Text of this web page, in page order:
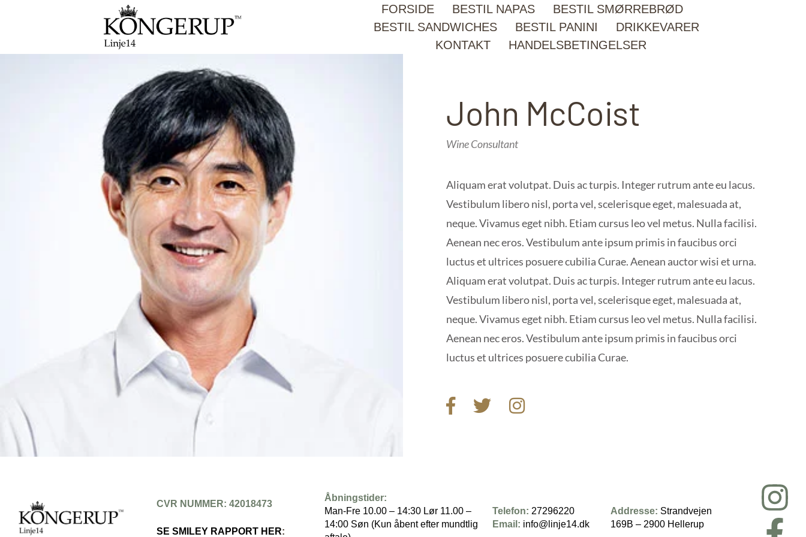
FORSIDE BESTIL NAPAS
BESTIL SMØRREBRØD
BESTIL SANDWICHES
BESTIL PANINI
DRIKKEVARER
KONTAKT
HANDELSBETINGELSER
John McCoist
Wine Consultant
Aliquam erat volutpat. Duis ac turpis. Integer rutrum ante eu lacus.
Vestibulum libero nisl, porta vel, scelerisque eget, malesuada at,
neque. Vivamus eget nibh. Etiam cursus leo vel metus. Nulla facilisi.
Aenean nec eros. Vestibulum ante ipsum primis in faucibus orci
luctus et ultrices posuere cubilia Curae. Aenean auctor wisi et urna.
Aliquam erat volutpat. Duis ac turpis. Integer rutrum ante eu lacus.
Vestibulum libero nisl, porta vel, scelerisque eget, malesuada at,
neque. Vivamus eget nibh. Etiam cursus leo vel metus. Nulla facilisi.
Aenean nec eros. Vestibulum ante ipsum primis in faucibus orci
luctus et ultrices posuere cubilia Curae.
CVR NUMMER: 42018473
SE SMILEY RAPPORT HER:
Åbningstider:
Man-Fre 10.00 – 14:30 Lør 11.00 –
14:00 Søn (Kun åbent efter mundtlig
Telefon: 27296220
Email: info@linje14.dk
Addresse: Strandvejen
169B – 2900 Hellerup